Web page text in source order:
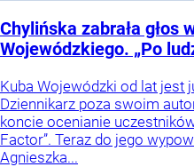
Chylińska zabrała głos
Wojewódzkiego. „Po
Kuba Wojewódzki od lat jest
Dziennikarz poza swoim
koncie ocenianie uczestników
Factor”. Teraz do jego
Agnieszka...